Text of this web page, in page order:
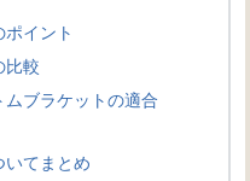
交換方法を解説
から身を守る！ワイヤーロ
イント
比較
ブラケットの適合
てまとめ